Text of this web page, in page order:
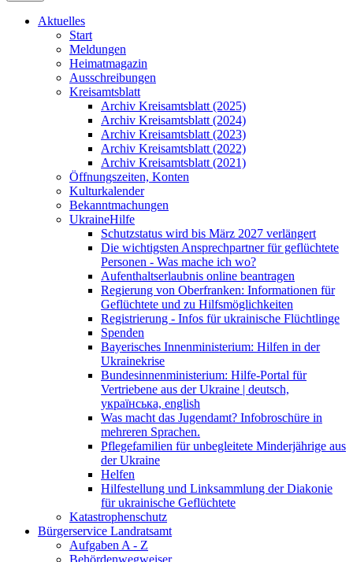
Aktuelles
Start
Meldungen
Heimatmagazin
Ausschreibungen
Kreisamtsblatt
Archiv Kreisamtsblatt (2025)
Archiv Kreisamtsblatt (2024)
Archiv Kreisamtsblatt (2023)
Archiv Kreisamtsblatt (2022)
Archiv Kreisamtsblatt (2021)
Öffnungszeiten, Konten
Kulturkalender
Bekanntmachungen
UkraineHilfe
Schutzstatus wird bis März 2027 verlängert
Die wichtigsten Ansprechpartner für geflüchtete
Personen - Was mache ich wo?
Aufenthaltserlaubnis online beantragen
Regierung von Oberfranken: Informationen für
Geflüchtete und zu Hilfsmöglichkeiten
Registrierung - Infos für ukrainische Flüchtlinge
Spenden
Bayerisches Innenministerium: Hilfen in der
Ukrainekrise
Bundesinnenministerium: Hilfe-Portal für
Vertriebene aus der Ukraine | deutsch,
українська, english
Was macht das Jugendamt? Infobroschüre in
mehreren Sprachen.
Pflegefamilien für unbegleitete Minderjährige aus
der Ukraine
Helfen
Hilfestellung und Linksammlung der Diakonie
für ukrainische Geflüchtete
Katastrophenschutz
Bürgerservice Landratsamt
Aufgaben A - Z
Behördenwegweiser